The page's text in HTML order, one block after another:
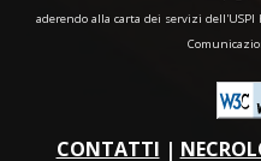
aderendo alla carta dei servizi
CONTATTI |